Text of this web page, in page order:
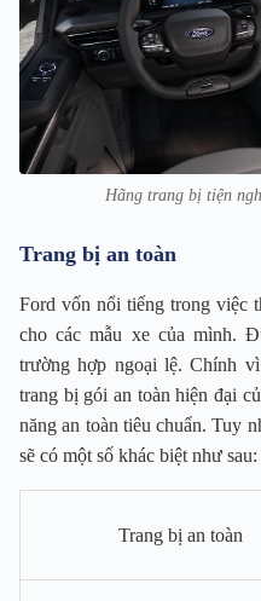
Hãng trang bị tiện
Trang bị an toàn
Ford vốn nổi tiếng trong việc
cho các mẫu xe của mình.
trường hợp ngoại lệ. Chính
trang bị gói an toàn hiện đại
năng an toàn tiêu chuẩn. Tuy
sẽ có một số khác biệt như sau:
Trang bị an toàn